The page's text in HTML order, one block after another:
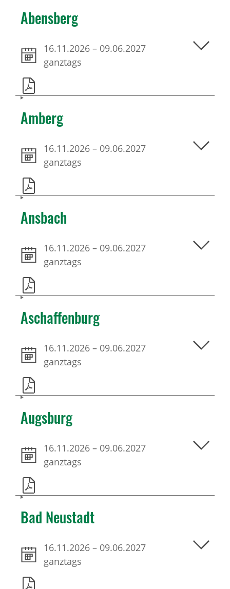
Abensberg
16.11.2026 – 09.06.2027
ganztags
Amberg
16.11.2026 – 09.06.2027
ganztags
Ansbach
16.11.2026 – 09.06.2027
ganztags
Aschaffenburg
16.11.2026 – 09.06.2027
ganztags
Augsburg
16.11.2026 – 09.06.2027
ganztags
Bad Neustadt
16.11.2026 – 09.06.2027
ganztags